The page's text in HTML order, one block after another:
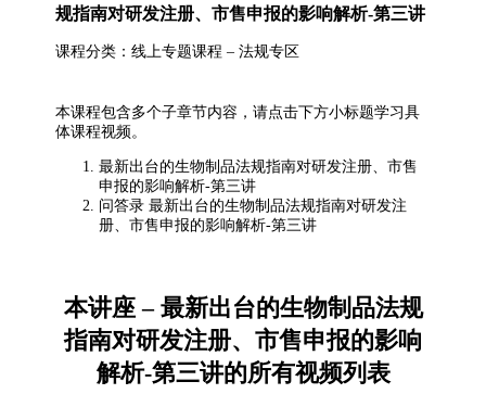
规指南对研发注册、市售申报的影响解析-第三讲
课程分类：线上专题课程 – 法规专区
本课程包含多个子章节内容，请点击下方小标题学习具
体课程视频。
最新出台的生物制品法规指南对研发注册、市售
申报的影响解析-第三讲
问答录 最新出台的生物制品法规指南对研发注
册、市售申报的影响解析-第三讲
本讲座 – 最新出台的生物制品法规
指南对研发注册、市售申报的影响
解析-第三讲的所有视频列表